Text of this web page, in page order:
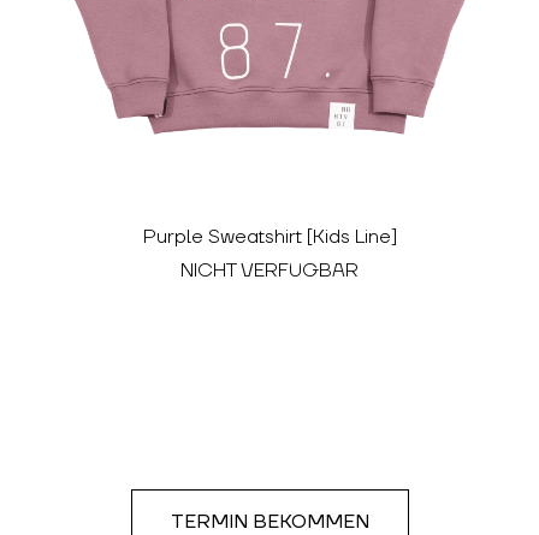
Purple Sweatshirt [Kids Line]
NICHT VERFÜGBAR
TERMIN BEKOMMEN